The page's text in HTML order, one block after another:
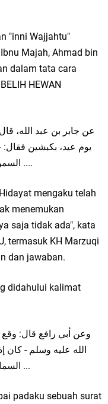
"inni Wajjahtu"
Majah, Ahmad bin
dalam tata cara
HEWAN
ﻋﻦ ﺟﺎﺑﺮ ﺑﻦ ﻋﺒﺪ اﻟﻠﻪ،
ﻳﻮﻡ ﻋﻴﺪ، ﺑﻜﺒﺸﻴﻦ
اﻟﺴﻤﻮاﺕ ﻭاﻷﺭﺽ ﺣﻨﻴﻔﺎ، ﻭﻣﺎ ﺃﻧﺎ ﻣﻦ اﻟﻤﺸﺮﻛﻴﻦ ....
mengaku telah
menemukan
saja tidak ada", kata
termasuk KH Marzuqi
dan jawaban.
didahului kalimat
ﻭﻋﻦ ﺃﺑﻲ ﺭاﻓﻊ ﻗﺎﻝ:
اﻟﻠﻪ ﻋﻠﻴﻪ ﻭﺳﻠﻢ -
اﻟﺴﻤﺎﻭاﺕ ﻭاﻷﺭﺽ ﺣﻨﻴﻔﺎ ﻭﻣﺎ ﺃﻧﺎ ﻣﻦ اﻟﻤﺸﺮﻛﻴﻦ ...
padaku sebuah surat